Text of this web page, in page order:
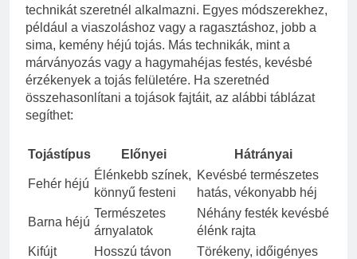
technikát szeretnél alkalmazni. Egyes módszerekhez,
például a viaszoláshoz vagy a ragasztáshoz, jobb a
sima, kemény héjú tojás. Más technikák, mint a
márványozás vagy a hagymahéjas festés, kevésbé
érzékenyek a tojás felületére. Ha szeretnéd
összehasonlítani a tojások fajtáit, az alábbi táblázat
segíthet:
Tojástípus Előnyei Hátrányai
Fehér héjú
Élénkebb színek,
könnyű festeni
Kevésbé természetes
hatás, vékonyabb héj
Barna héjú
Természetes
árnyalatok
Néhány festék kevésbé
élénk rajta
Kifújt
Hosszú távon
Törékeny, időigényes